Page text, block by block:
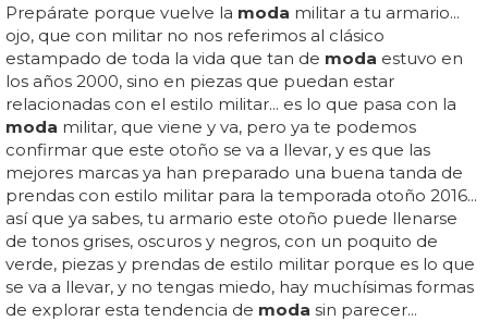
Prepárate porque vuelve la moda militar a tu armario...
ojo, que con militar no nos referimos al clásico
estampado de toda la vida que tan de moda estuvo en
los años 2000, sino en piezas que puedan estar
relacionadas con el estilo militar... es lo que pasa con la
moda militar, que viene y va, pero ya te podemos
confirmar que este otoño se va a llevar, y es que las
mejores marcas ya han preparado una buena tanda de
prendas con estilo militar para la temporada otoño 2016...
así que ya sabes, tu armario este otoño puede llenarse
de tonos grises, oscuros y negros, con un poquito de
verde, piezas y prendas de estilo militar porque es lo que
se va a llevar, y no tengas miedo, hay muchísimas formas
de explorar esta tendencia de moda sin parecer...